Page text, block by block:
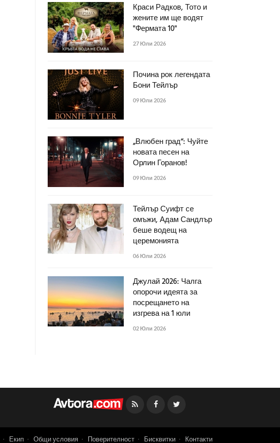
Краси Радков, Тото и
жените им ще водят
"Фермата 10"
27 Юли 2026
Почина рок легендата
Бони Тейлър
09 Юли 2026
„Влюбен град“: Чуйте
новата песен на
Орлин Горанов!
09 Юли 2026
Тейлър Суифт се
омъжи, Адам Сандлър
беше водещ на
церемонията
06 Юли 2026
Джулай 2026: Чалга
опорочи идеята за
посрещането на
изгрева на 1 юли
02 Юли 2026
Facebook
Екип Общи условия Поверителност Бисквитки Контакти